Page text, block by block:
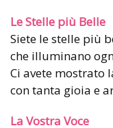
Le Stelle più Belle
Siete le stelle più
che illuminano
Ci avete mostrato
con tanta gioia e
La Vostra Voce